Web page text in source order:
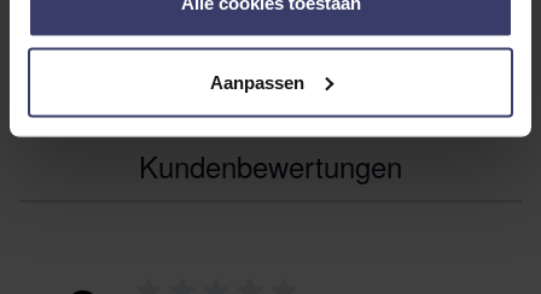
Aanpassen
Kundenbewertungen